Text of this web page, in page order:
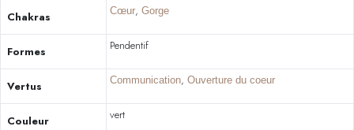
Chakras Cœur, Gorge
Formes Pendentif
Vertus Communication, Ouverture du coeur
Couleur vert